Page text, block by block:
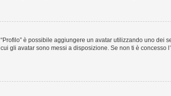
è possibile aggiungere un avatar utilizzando uno dei
gli avatar sono messi a disposizione. Se non ti è